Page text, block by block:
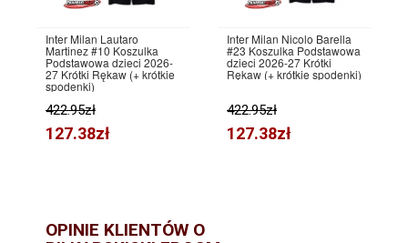
Inter Milan Lautaro
Martinez #10 Koszulka
Podstawowa dzieci 2026-
27 Krótki Rękaw (+ krótkie
spodenki)
422.95zł
127.38zł
Inter Milan Nicolo Barella
#23 Koszulka Podstawowa
dzieci 2026-27 Krótki
Rękaw (+ krótkie spodenki)
422.95zł
127.38zł
OPINIE KLIENTÓW O